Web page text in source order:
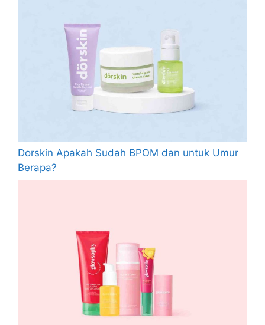
Dorskin Apakah Sudah BPOM dan untuk Umur
Berapa?